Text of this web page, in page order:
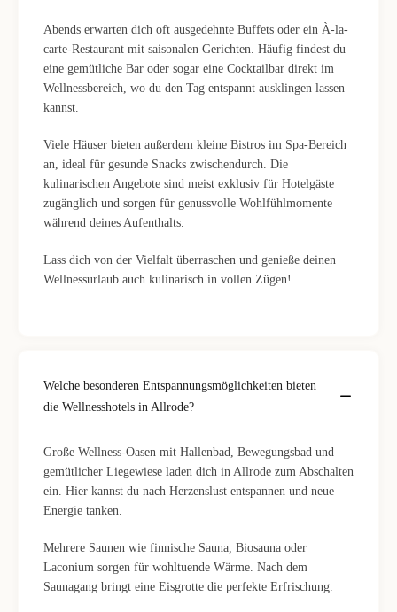
Abends erwarten dich oft ausgedehnte Buffets oder ein À-la-
carte-Restaurant mit saisonalen Gerichten. Häufig findest du
eine gemütliche Bar oder sogar eine Cocktailbar direkt im
Wellnessbereich, wo du den Tag entspannt ausklingen lassen
kannst.
Viele Häuser bieten außerdem kleine Bistros im Spa-Bereich
an, ideal für gesunde Snacks zwischendurch. Die
kulinarischen Angebote sind meist exklusiv für Hotelgäste
zugänglich und sorgen für genussvolle Wohlfühlmomente
während deines Aufenthalts.
Lass dich von der Vielfalt überraschen und genieße deinen
Wellnessurlaub auch kulinarisch in vollen Zügen!
Welche besonderen Entspannungsmöglichkeiten bieten
die Wellnesshotels in Allrode?
Große Wellness-Oasen mit Hallenbad, Bewegungsbad und
gemütlicher Liegewiese laden dich in Allrode zum Abschalten
ein. Hier kannst du nach Herzenslust entspannen und neue
Energie tanken.
Mehrere Saunen wie finnische Sauna, Biosauna oder
Laconium sorgen für wohltuende Wärme. Nach dem
Saunagang bringt eine Eisgrotte die perfekte Erfrischung.